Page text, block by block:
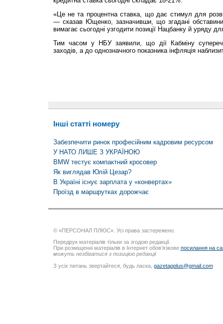
«Це не та процентна ставка, що дає стимул для
— сказав Ющенко, зазначивши, що згадані
вимагає сьогодні узгодити позиції Нацбанку й уряду
Тим часом у НБУ заявили, що дії Кабміну
заходів, а до однозначного показника інфляція
Інші статті номеру
Забезпечити ринок професійним кадровим ресурсом
У НАТО ЛИШЕ З УКРАЇНОЮ
BMW тестує компактний кросовер
Як виглядав Юлій Цезар?
В Україні існує зарплата у «конвертах»
Проїзд в маршрутках дорожчає
© «ПЕРСОНАЛ ПЛЮС». Усі права застережено.
Передрук матеріалів тільки за згодою редакції.
При розміщенні матеріалів в Інтернет обов’язкове посилання на
можуть незбігатися з позицією редакції
З усіх питань звертайтеся, будь ласка, gazetapplus@gmail.com